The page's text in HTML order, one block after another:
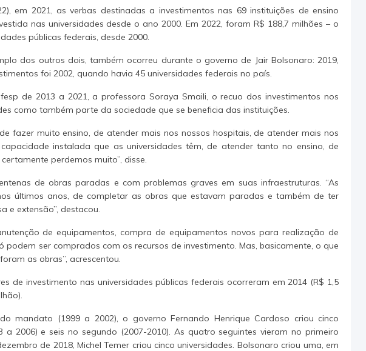
em 2021, as verbas destinadas a investimentos nas 69 instituições de ensino
nas universidades desde o ano 2000. Em 2022, foram R$ 188,7 milhões – o
públicas federais, desde 2000.
dos outros dois, também ocorreu durante o governo de Jair Bolsonaro: 2019,
foi 2002, quando havia 45 universidades federais no país.
de 2013 a 2021, a professora Soraya Smaili, o recuo dos investimentos nos
como também parte da sociedade que se beneficia das instituições.
fazer muito ensino, de atender mais nos nossos hospitais, de atender mais nos
instalada que as universidades têm, de atender tanto no ensino, de
perdemos muito”, disse.
de obras paradas e com problemas graves em suas infraestruturas. “As
últimos anos, de completar as obras que estavam paradas e também de ter
e extensão”, destacou.
de equipamentos, compra de equipamentos novos para realização de
ser comprados com os recursos de investimento. Mas, basicamente, o que
as obras”, acrescentou.
de investimento nas universidades públicas federais ocorreram em 2014 (R$ 1,5
mandato (1999 a 2002), o governo Fernando Henrique Cardoso criou cinco
2006) e seis no segundo (2007-2010). As quatro seguintes vieram no primeiro
de 2018, Michel Temer criou cinco universidades. Bolsonaro criou uma, em